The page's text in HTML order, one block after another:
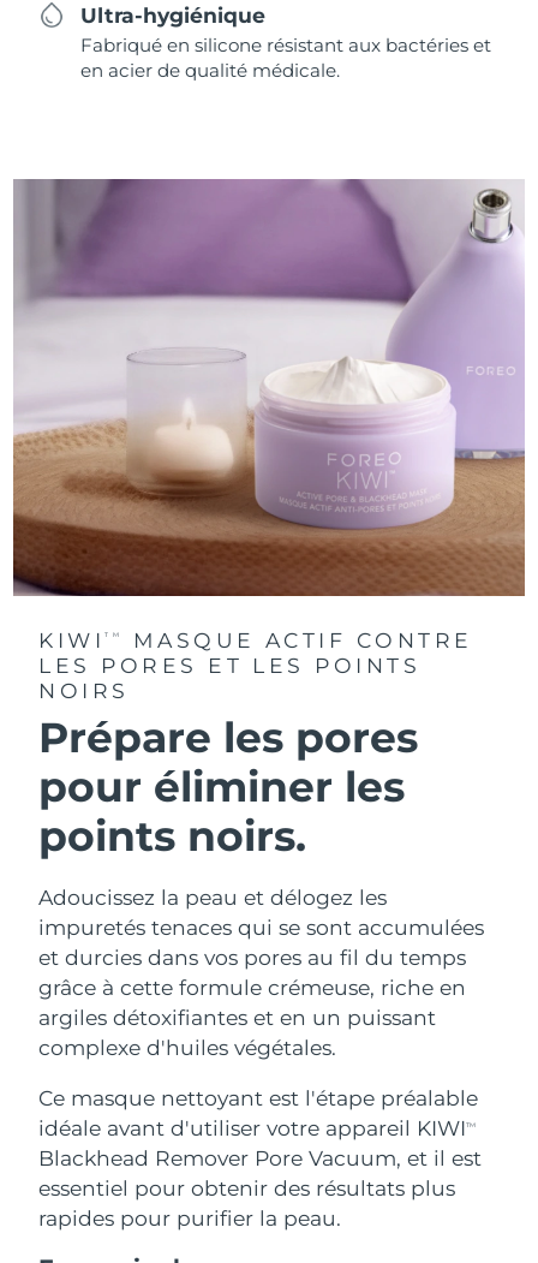
Ultra-hygiénique
Fabriqué en silicone résistant aux bactéries et
en acier de qualité médicale.
KIWITM
MASQUE ACTIF CONTRE
LES PORES ET LES POINTS
NOIRS
Prépare les pores
pour éliminer les
points noirs.
Adoucissez la peau et délogez les
impuretés tenaces qui se sont accumulées
et durcies dans vos pores au fil du temps
grâce à cette formule crémeuse, riche en
argiles détoxifiantes et en un puissant
complexe d'huiles végétales.
Ce masque nettoyant est l'étape préalable
idéale avant d'utiliser votre appareil KIWITM
Blackhead Remover Pore Vacuum, et il est
essentiel pour obtenir des résultats plus
rapides pour purifier la peau.